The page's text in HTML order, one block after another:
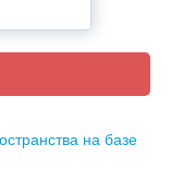
на базе